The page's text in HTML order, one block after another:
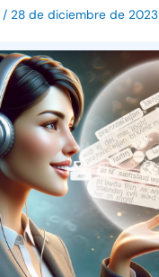
/ 28 de diciembre de 2023